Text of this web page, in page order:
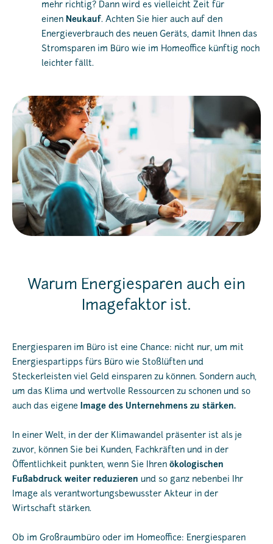
mehr richtig? Dann wird es vielleicht Zeit für
einen Neukauf. Achten Sie hier auch auf den
Energieverbrauch des neuen Geräts, damit Ihnen das
Stromsparen im Büro wie im Homeoffice künftig noch
leichter fällt.
Warum Energiesparen auch ein
Imagefaktor ist.
Energiesparen im Büro ist eine Chance: nicht nur, um mit
Energiespartipps fürs Büro wie Stoßlüften und
Steckerleisten viel Geld einsparen zu können. Sondern auch,
um das Klima und wertvolle Ressourcen zu schonen und so
auch das eigene Image des Unternehmens zu stärken.
In einer Welt, in der der Klimawandel präsenter ist als je
zuvor, können Sie bei Kunden, Fachkräften und in der
Öffentlichkeit punkten, wenn Sie Ihren ökologischen
Fußabdruck weiter reduzieren und so ganz nebenbei Ihr
Image als verantwortungsbewusster Akteur in der
Wirtschaft stärken.
Ob im Großraumbüro oder im Homeoffice: Energiesparen